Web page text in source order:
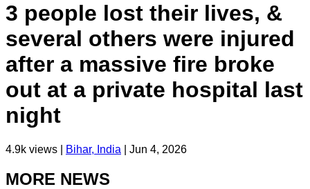
3 people lost their lives, &
several others were injured
after a massive fire broke
out at a private hospital last
night
4.9k views | Bihar, India Jun 4, 2026
MORE NEWS